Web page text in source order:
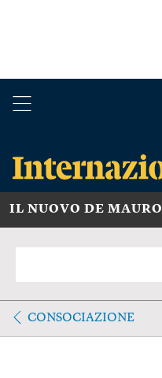
IL NUOVO DE MAURO
CONSOCIAZIONE